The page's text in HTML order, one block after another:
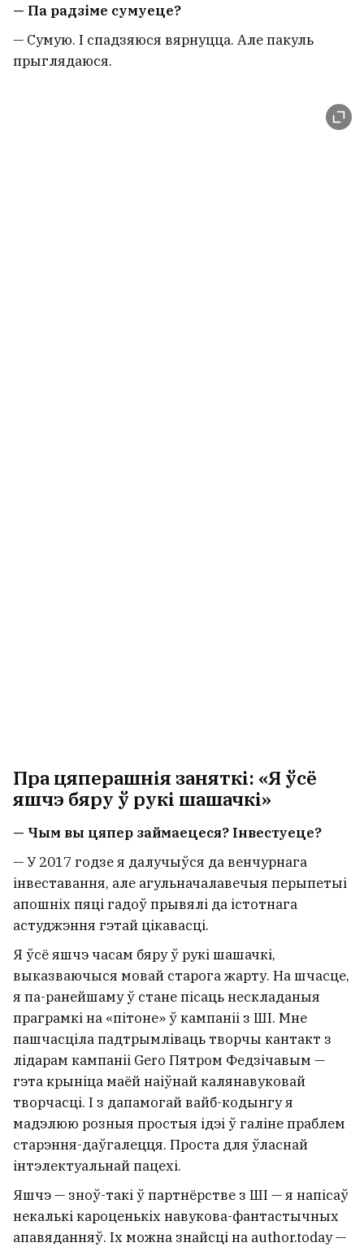
— Па радзіме сумуеце?
— Сумую. І спадзяюся вярнуцца. Але пакуль
прыглядаюся.
Пра цяперашнія заняткі: «Я ўсё
яшчэ бяру ў рукі шашачкі»
— Чым вы цяпер займаецеся? Інвестуеце?
— У 2017 годзе я далучыўся да венчурнага
інвеставання, але агульначалавечыя перыпетыі
апошніх пяці гадоў прывялі да істотнага
астуджэння гэтай цікавасці.
Я ўсё яшчэ часам бяру ў рукі шашачкі,
выказваючыся мовай старога жарту. На шчасце,
я па-ранейшаму ў стане пісаць нескладаныя
праграмкі на «пітоне» ў кампаніі з ШІ. Мне
пашчасціла падтрымліваць творчы кантакт з
лідарам кампаніі Gero Пятром Федзічавым —
гэта крыніца маёй наіўнай калянавуковай
творчасці. І з дапамогай вайб-кодынгу я
мадэлюю розныя простыя ідэі ў галіне праблем
старэння-даўгалецця. Проста для ўласнай
інтэлектуальнай пацехі.
Яшчэ — зноў-такі ў партнёрстве з ШІ — я напісаў
некалькі кароценькіх навукова-фантастычных
апавяданняў. Іх можна знайсці на author.today —